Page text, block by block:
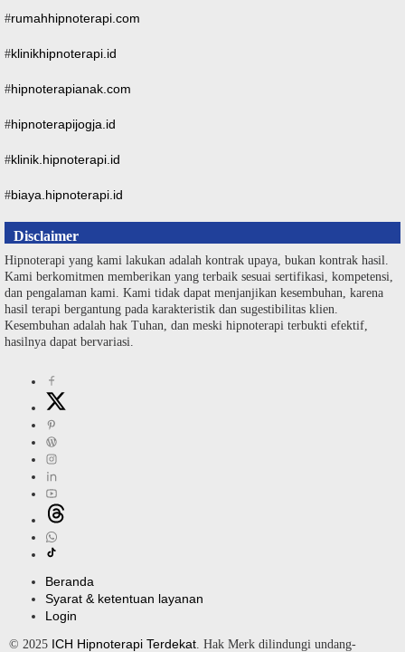
#rumahhipnoterapi.com
#klinikhipnoterapi.id
#hipnoterapianak.com
#hipnoterapijogja.id
#klinik.hipnoterapi.id
#biaya.hipnoterapi.id
Disclaimer
Hipnoterapi yang kami lakukan adalah kontrak upaya, bukan kontrak hasil.
Kami berkomitmen memberikan yang terbaik sesuai sertifikasi, kompetensi,
dan pengalaman kami. Kami tidak dapat menjanjikan kesembuhan, karena
hasil terapi bergantung pada karakteristik dan sugestibilitas klien.
Kesembuhan adalah hak Tuhan, dan meski hipnoterapi terbukti efektif,
hasilnya dapat bervariasi.
Beranda
Syarat & ketentuan layanan
Login
© 2025 ICH Hipnoterapi Terdekat . Hak Merk dilindungi undang-